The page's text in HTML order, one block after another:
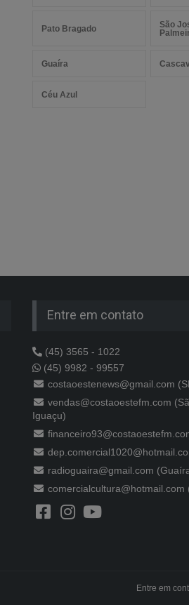
Pato Bragado
São
Guaíra
Céu Azul
Entre em contato
(45) 3565 - 1022
(45) 9982 - 99557
costaoestenews@gmail.com
vendas@costaoestefm.com
Iguaçu)
radioguaira@gmail.com
comercialcultura@hotmail.com
Entre em